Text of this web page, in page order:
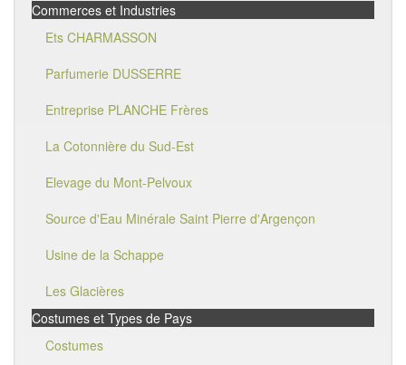
Commerces et Industries
Ets CHARMASSON
Parfumerie DUSSERRE
Entreprise PLANCHE Frères
La Cotonnière du Sud-Est
Elevage du Mont-Pelvoux
Source d'Eau Minérale Saint Pierre d'Argençon
Usine de la Schappe
Les Glacières
Costumes et Types de Pays
Costumes